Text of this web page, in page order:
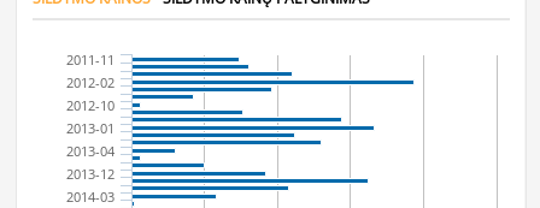
2011-11
2012-02
2012-10
2013-01
2013-04
2013-12
2014-03